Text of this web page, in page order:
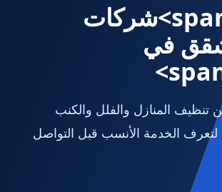
الوسم: <span>شركات
في
المنازل والفلل والكنب
لتعرف الخدمة الأنسب قبل التواصل